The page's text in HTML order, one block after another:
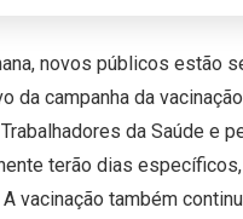
novos públicos estão
da campanha da
da Saúde e
terão dias
vacinação também